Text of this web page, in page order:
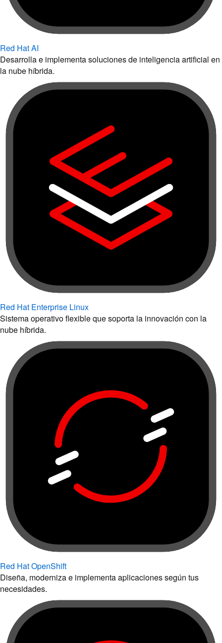
Red Hat AI
Desarrolla e implementa soluciones de inteligencia artificial en
la nube híbrida.
Red Hat Enterprise Linux
Sistema operativo flexible que soporta la innovación con la
nube híbrida.
Red Hat OpenShift
Diseña, moderniza e implementa aplicaciones según tus
necesidades.